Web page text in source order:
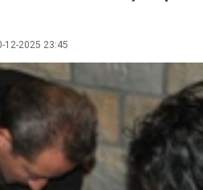
12-2025 23:45